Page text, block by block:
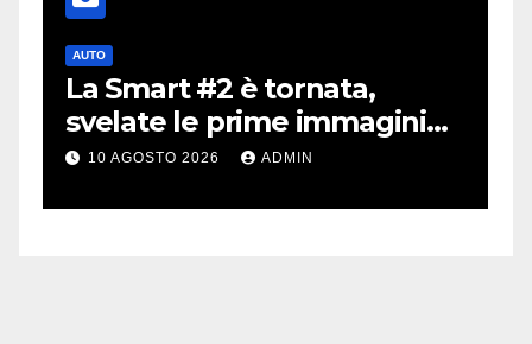
AUTO
La Smart #2 è tornata,
svelate le prime immagini
dell’erede della Fortwo
10 AGOSTO 2026 ADMIN